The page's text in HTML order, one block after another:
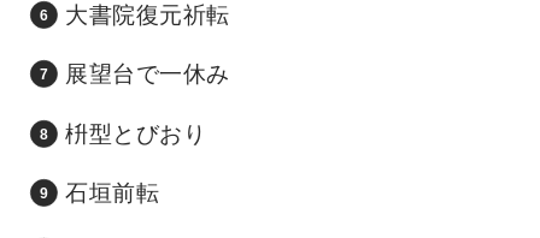
大書院復元祈転
展望台で一休み
枡型とびおり
石垣前転